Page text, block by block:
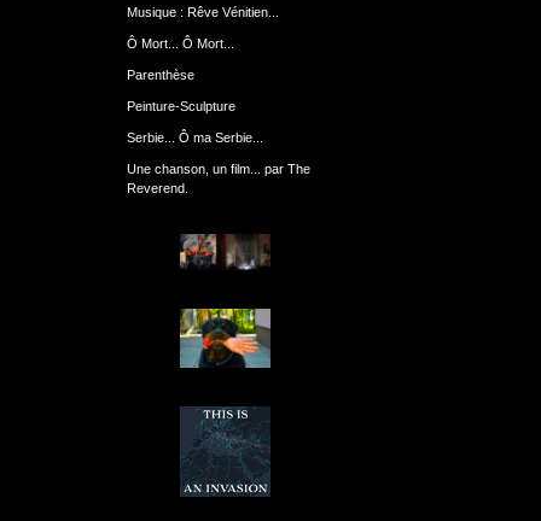
Musique : Rêve Vénitien...
Ô Mort... Ô Mort...
Parenthèse
Peinture-Sculpture
Serbie... Ô ma Serbie...
Une chanson, un film... par The
Reverend.